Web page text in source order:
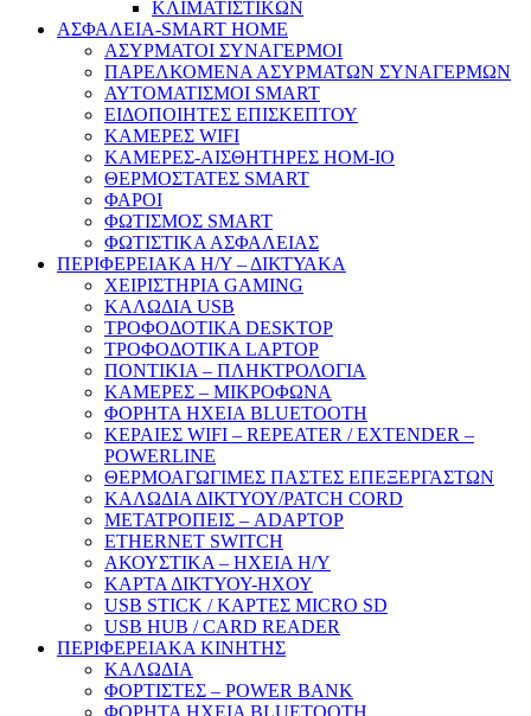
ΚΛΙΜΑΤΙΣΤΙΚΩΝ
ΑΣΦΑΛΕΙΑ-SMART HOME
ΑΣΥΡΜΑΤΟΙ ΣΥΝΑΓΕΡΜΟΙ
ΠΑΡΕΛΚΟΜΕΝΑ ΑΣΥΡΜΑΤΩΝ ΣΥΝΑΓΕΡΜΩΝ
ΑΥΤΟΜΑΤΙΣΜΟΙ SMART
ΕΙΔΟΠΟΙΗΤΕΣ ΕΠΙΣΚΕΠΤΟΥ
ΚΑΜΕΡΕΣ WIFI
ΚΑΜΕΡΕΣ-ΑΙΣΘΗΤΗΡΕΣ ΗΟΜ-ΙΟ
ΘΕΡΜΟΣΤΑΤΕΣ SMART
ΦΑΡΟΙ
ΦΩΤΙΣΜΟΣ SMART
ΦΩΤΙΣΤΙΚΑ ΑΣΦΑΛΕΙΑΣ
ΠΕΡΙΦΕΡΕΙΑΚΑ Η/Υ – ΔΙΚΤΥΑΚΑ
ΧΕΙΡΙΣΤΗΡΙΑ GAMING
ΚΑΛΩΔΙΑ USB
ΤΡΟΦΟΔΟΤΙΚΑ DESKTOP
ΤΡΟΦΟΔΟΤΙΚΑ LAPTOP
ΠΟΝΤΙΚΙΑ – ΠΛΗΚΤΡΟΛΟΓΙΑ
ΚΑΜΕΡΕΣ – ΜΙΚΡΟΦΩΝΑ
ΦΟΡΗΤΑ ΗΧΕΙΑ BLUETOOTH
ΚΕΡΑΙΕΣ WIFI – REPEATER / EXTENDER –
POWERLINE
ΘΕΡΜΟΑΓΩΓΙΜΕΣ ΠΑΣΤΕΣ ΕΠΕΞΕΡΓΑΣΤΩΝ
ΚΑΛΩΔΙΑ ΔΙΚΤΥΟΥ/PATCH CORD
ΜΕΤΑΤΡΟΠΕΙΣ – ADAPTOP
ETHERNET SWITCH
ΑΚΟΥΣΤΙΚΑ – ΗΧΕΙΑ H/Y
ΚΑΡΤΑ ΔΙΚΤΥΟΥ-ΗΧΟΥ
USB STICK / ΚΑΡΤΕΣ MICRO SD
USB HUB / CARD READER
ΠΕΡΙΦΕΡΕΙΑΚΑ ΚΙΝΗΤΗΣ
ΚΑΛΩΔΙΑ
ΦΟΡΤΙΣΤΕΣ – POWER BANK
ΦΟΡΗΤΑ ΗΧΕΙΑ BLUETOOTH